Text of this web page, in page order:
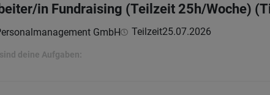
in Fundraising (Teilzeit 25h/Woche)
GmbH Teilzeit25.07.2026
deine Aufgaben: